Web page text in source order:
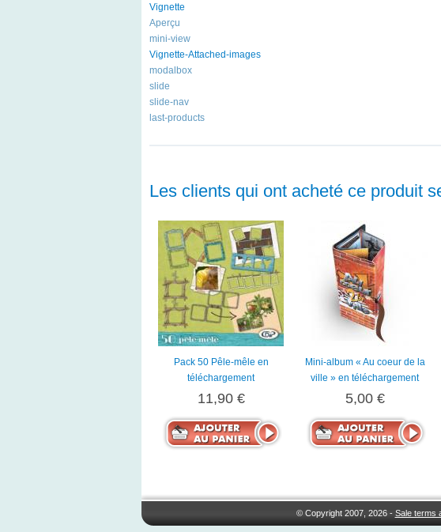
Vignette
Aperçu
mini-view
Vignette-Attached-images
modalbox
slide
slide-nav
last-products
Les clients qui ont acheté ce produit
Pack 50 Pêle-mêle en
téléchargement
11,90 €
Mini-album « Au coeur de la
ville » en téléchargement
5,00 €
© Copyright 2007, 2026 - Sale terms